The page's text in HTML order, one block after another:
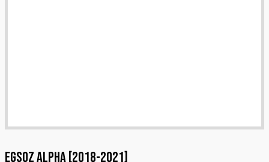
EGSOZ ALPHA [2018-2021]